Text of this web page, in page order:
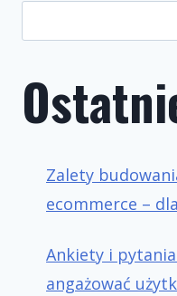
Zalety
ecommerce –
Ankiety i
angażować